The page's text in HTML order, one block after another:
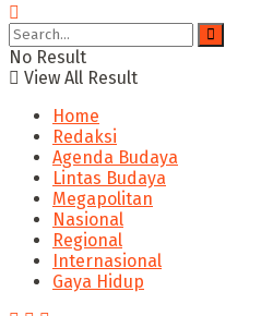
No Result
View All Result
Home
Redaksi
Agenda Budaya
Lintas Budaya
Megapolitan
Nasional
Regional
Internasional
Gaya Hidup